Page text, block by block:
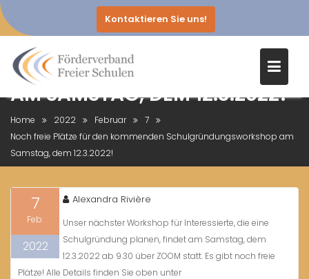
Skip
content
Kontaktieren Sie uns!
NOCH FREIE PLÄTZE FÜR DEN
KOMMENDEN
SCHULGRÜNDUNGSWORKSHOP
AM SAMSTAG, DEM 12.3.2022!
Home 2022 Februar
7
Noch freie Plätze für den kommenden Schulgründungsworkshop am
Samstag, dem 12.3.2022!
7
Feb.
2022
Alexandra Rivière
Unser nächster Workshop für Interessierte, die eine
Schulgründung planen, findet am Samstag, dem
12.3.2022 ab 9.30 über ZOOM statt. Es gibt noch freie
Plätze! Alle Details finden Sie oben unter